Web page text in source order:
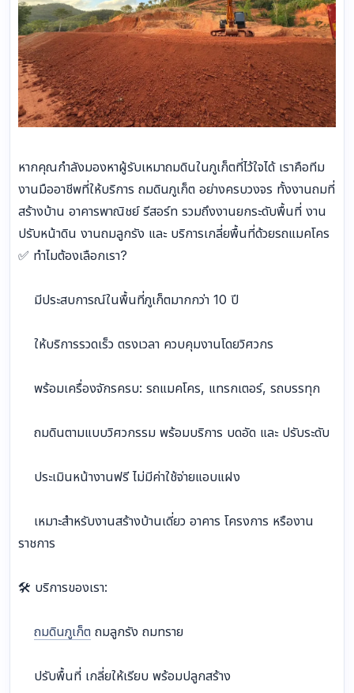
หากคุณกำลังมองหาผู้รับเหมาถมดินในภูเก็ตที่ไว้ใจได้ เราคือทีม
งานมืออาชีพที่ให้บริการ ถมดินภูเก็ต อย่างครบวงจร ทั้งงานถมที่
สร้างบ้าน อาคารพาณิชย์ รีสอร์ท รวมถึงงานยกระดับพื้นที่ งาน
ปรับหน้าดิน งานถมลูกรัง และ บริการเกลี่ยพื้นที่ด้วยรถแมคโคร
✅ ทำไมต้องเลือกเรา?
มีประสบการณ์ในพื้นที่ภูเก็ตมากกว่า 10 ปี
ให้บริการรวดเร็ว ตรงเวลา ควบคุมงานโดยวิศวกร
พร้อมเครื่องจักรครบ: รถแมคโคร, แทรกเตอร์, รถบรรทุก
ถมดินตามแบบวิศวกรรม พร้อมบริการ บดอัด และ ปรับระดับ
ประเมินหน้างานฟรี ไม่มีค่าใช้จ่ายแอบแฝง
เหมาะสำหรับงานสร้างบ้านเดี่ยว อาคาร โครงการ หรืองาน
ราชการ
🛠 บริการของเรา:
ถมดินภูเก็ต ถมลูกรัง ถมทราย
ปรับพื้นที่ เกลี่ยให้เรียบ พร้อมปลูกสร้าง